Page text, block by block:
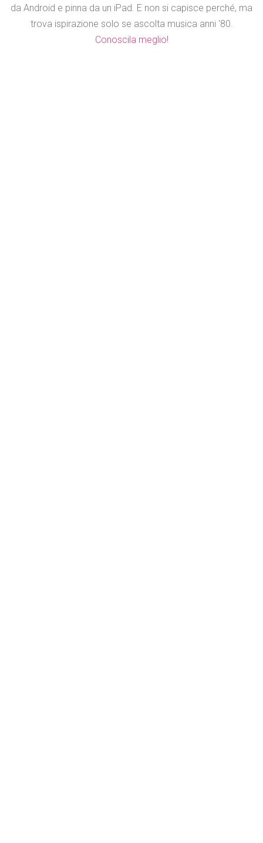
da Android e pinna da un iPad. E non si capisce perché, ma
trova ispirazione solo se ascolta musica anni '80.
Conoscila meglio!